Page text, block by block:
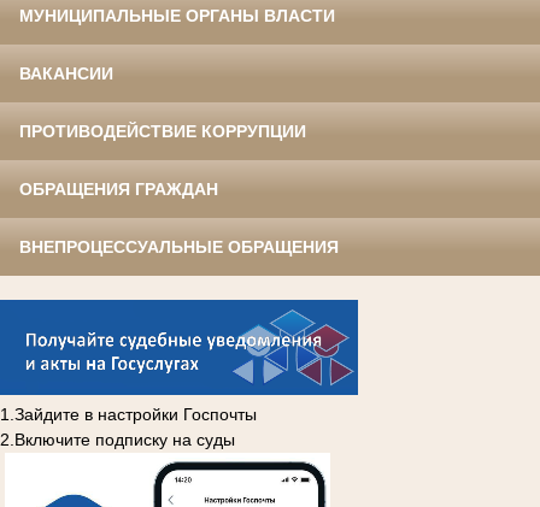
МУНИЦИПАЛЬНЫЕ ОРГАНЫ ВЛАСТИ
ВАКАНСИИ
ПРОТИВОДЕЙСТВИЕ КОРРУПЦИИ
ОБРАЩЕНИЯ ГРАЖДАН
ВНЕПРОЦЕССУАЛЬНЫЕ ОБРАЩЕНИЯ
1.Зайдите в настройки Госпочты
2.Включите подписку на суды